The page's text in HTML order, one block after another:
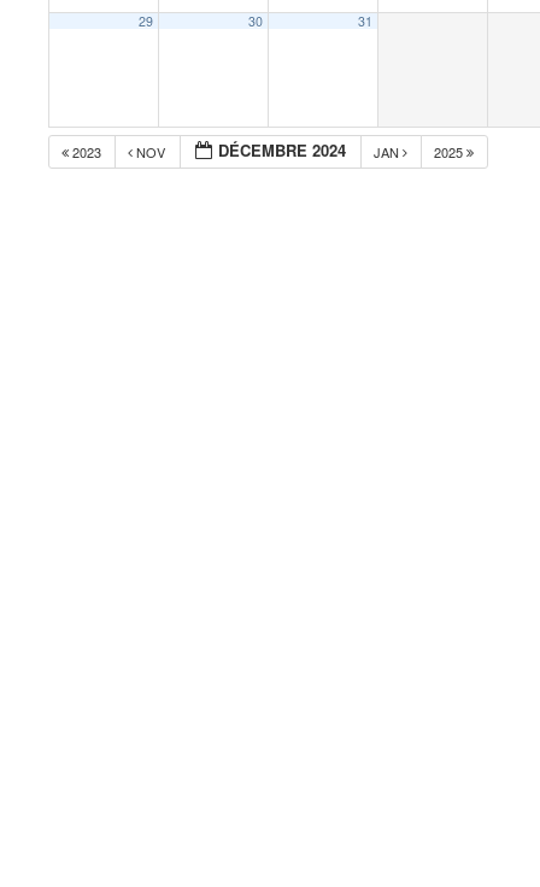
29 30 31
2023 NOV DÉCEMBRE 2024 JAN 2025